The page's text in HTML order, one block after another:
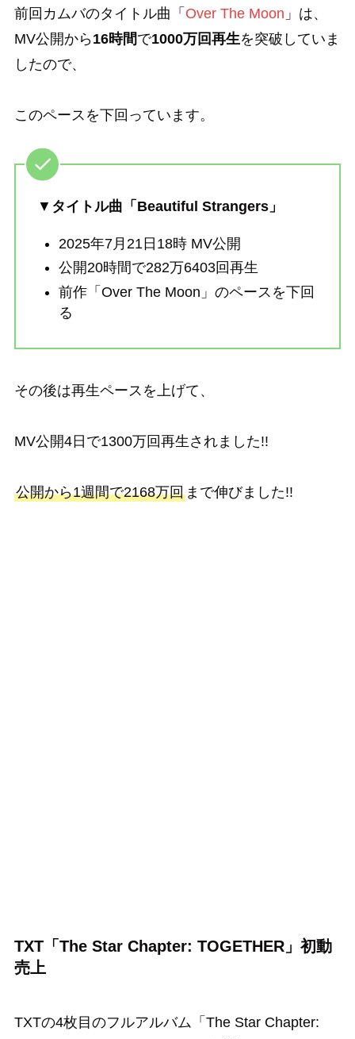
前回カムバのタイトル曲「 Over The Moon 」は、
MV公開から16時間で1000万回再生を突破していま
したので、
このペースを下回っています。
▼ タイトル曲「Beautiful Strangers」
2025年7月21日18時 MV公開
公開20時間で282万6403回再生
前作「Over The Moon」のペースを下回
る
その後は再生ペースを上げて、
MV公開4日で1300万回再生されました!!
公開から1週間で2168万回まで伸びました!!
TXT「The Star Chapter: TOGETHER」初動
売上
TXTの4枚目のフルアルバム「The Star Chapter: